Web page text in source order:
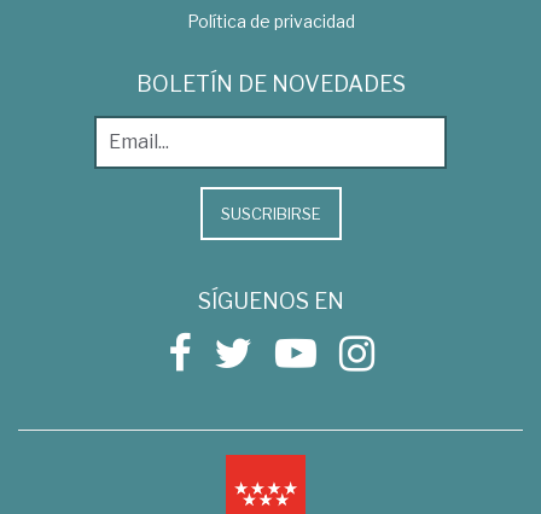
Política de privacidad
BOLETÍN DE NOVEDADES
SUSCRIBIRSE
SÍGUENOS EN